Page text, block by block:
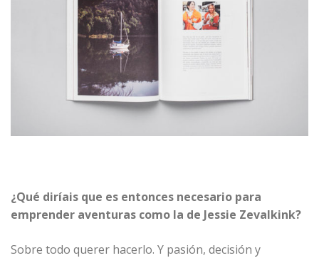
¿Qué diríais que es entonces necesario para
emprender aventuras como la de Jessie Zevalkink?
Sobre todo querer hacerlo. Y pasión, decisión y